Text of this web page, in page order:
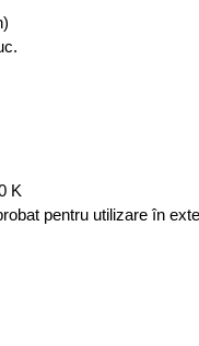
K
pentru utilizare în